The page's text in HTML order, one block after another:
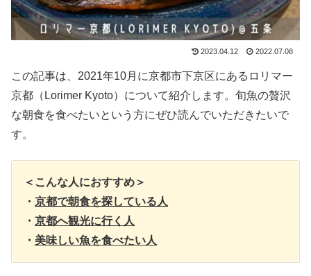
2023.04.12 2022.07.08
この記事は、2021年10月に京都市下京区にあるロリマー
京都（Lorimer Kyoto）について紹介します。旬魚の贅沢
な朝食を食べたいという方にぜひ読んでいただきたいで
す。
＜こんな人におすすめ＞
・ 京都で朝食を探している人
・ 京都へ観光に行く人
・ 美味しい魚を食べたい人